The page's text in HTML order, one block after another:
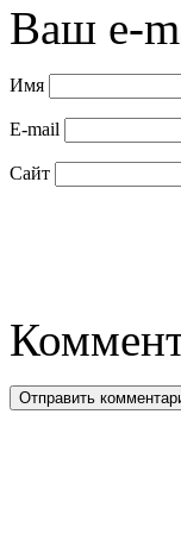
Ваш e-
Имя
E-mail
Сайт